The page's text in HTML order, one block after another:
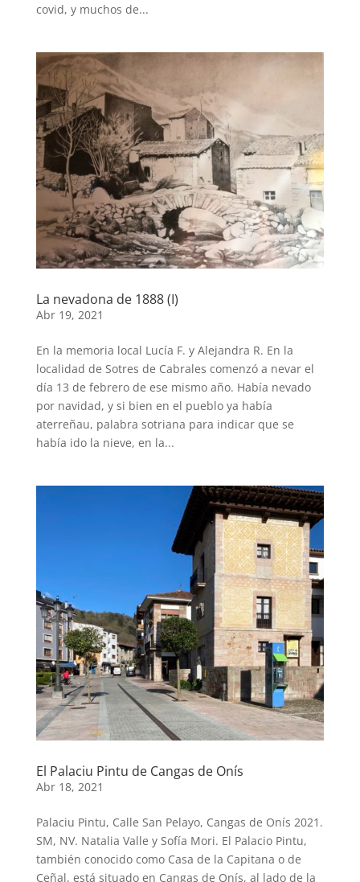
covid, y muchos de...
La nevadona de 1888 (I)
Abr 19, 2021
En la memoria local Lucía F. y Alejandra R. En la
localidad de Sotres de Cabrales comenzó a nevar el
día 13 de febrero de ese mismo año. Había nevado
por navidad, y si bien en el pueblo ya había
aterreñau, palabra sotriana para indicar que se
había ido la nieve, en la...
El Palaciu Pintu de Cangas de Onís
Abr 18, 2021
Palaciu Pintu, Calle San Pelayo, Cangas de Onís 2021.
SM, NV. Natalia Valle y Sofía Mori. El Palacio Pintu,
también conocido como Casa de la Capitana o de
Ceñal, está situado en Cangas de Onís, al lado de la